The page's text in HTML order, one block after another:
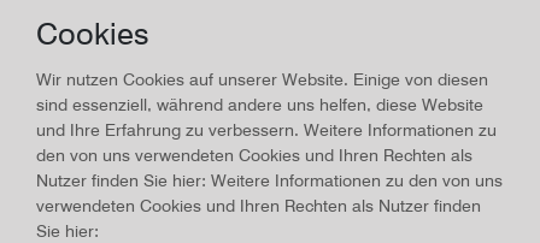
Roma S. Paolo fuori le mura,
Tempera
Material:Rom , Erscheinungsjahr: um 1930
Technisches
Merkmal
Wert
Art.-ID 16789
Beschreibung
Original Gemälde auf Karton "Roma S. Paolo fuori le mura" um
1930, Kreuzgang, Blattmaße 23,5 cm hoch, 15,9 cm breit,
Cookies
Wir nutzen Cookies auf unserer Website. Einige von diesen
sind essenziell, während andere uns helfen, diese Website
und Ihre Erfahrung zu verbessern. Weitere Informationen zu
den von uns verwendeten Cookies und Ihren Rechten als
Nutzer finden Sie hier: Weitere Informationen zu den von uns
verwendeten Cookies und Ihren Rechten als Nutzer finden
Sie hier: